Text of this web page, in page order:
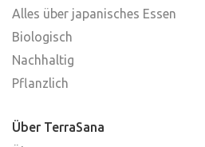
Alles über japanisches Essen
Biologisch
Nachhaltig
Pflanzlich
Über TerraSana